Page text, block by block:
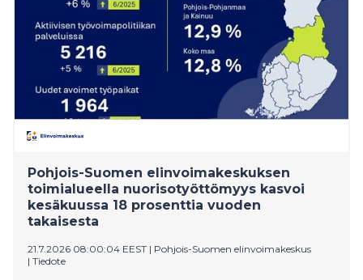
Pohjois-Suomen elinvoimakeskuksen
toimialueella nuorisotyöttömyys kasvoi
kesäkuussa 18 prosenttia vuoden
takaisesta
21.7.2026 08:00:04 EEST | Pohjois-Suomen elinvoimakeskus
| Tiedote